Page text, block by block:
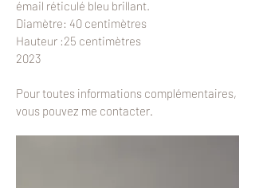
émail réticulé bleu brillant.
Diamètre: 40 centimètres
Hauteur :25 centimètres
2023
Pour toutes informations complémentaires,
vous pouvez me contacter.